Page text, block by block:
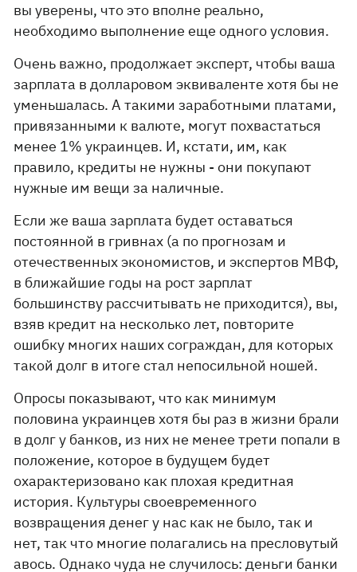
вы уверены, что это вполне реально,
необходимо выполнение еще одного условия.
Очень важно, продолжает эксперт, чтобы ваша
зарплата в долларовом эквиваленте хотя бы не
уменьшалась. А такими заработными платами,
привязанными к валюте, могут похвастаться
менее 1% украинцев. И, кстати, им, как
правило, кредиты не нужны - они покупают
нужные им вещи за наличные.
Если же ваша зарплата будет оставаться
постоянной в гривнах (а по прогнозам и
отечественных экономистов, и экспертов МВФ,
в ближайшие годы на рост зарплат
большинству рассчитывать не приходится), вы,
взяв кредит на несколько лет, повторите
ошибку многих наших сограждан, для которых
такой долг в итоге стал непосильной ношей.
Опросы показывают, что как минимум
половина украинцев хотя бы раз в жизни брали
в долг у банков, из них не менее трети попали в
положение, которое в будущем будет
охарактеризовано как плохая кредитная
история. Культуры своевременного
возвращения денег у нас как не было, так и
нет, так что многие полагались на пресловутый
авось. Однако чуда не случилось: деньги банки